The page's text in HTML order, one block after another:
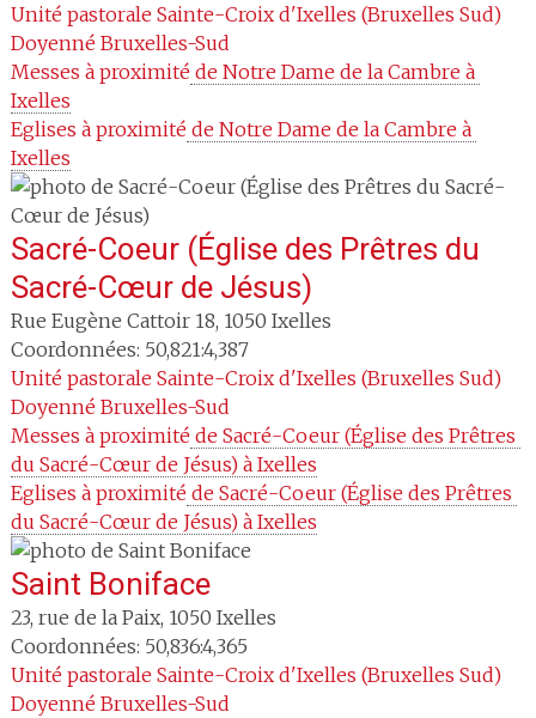
Unité pastorale Sainte-Croix d'Ixelles (Bruxelles Sud)
Doyenné Bruxelles-Sud
Messes à proximité de Notre Dame de la Cambre à
Ixelles
Eglises à proximité de Notre Dame de la Cambre à
Ixelles
Sacré-Coeur (Église des Prêtres du
Sacré-Cœur de Jésus)
Rue Eugène Cattoir 18, 1050 Ixelles
Coordonnées: 50,821:4,387
Unité pastorale Sainte-Croix d'Ixelles (Bruxelles Sud)
Doyenné Bruxelles-Sud
Messes à proximité de Sacré-Coeur (Église des Prêtres
du Sacré-Cœur de Jésus) à Ixelles
Eglises à proximité de Sacré-Coeur (Église des Prêtres
du Sacré-Cœur de Jésus) à Ixelles
Saint Boniface
23, rue de la Paix, 1050 Ixelles
Coordonnées: 50,836:4,365
Unité pastorale Sainte-Croix d'Ixelles (Bruxelles Sud)
Doyenné Bruxelles-Sud